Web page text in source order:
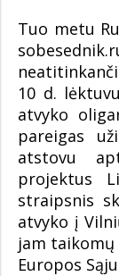
Tuo metu
10 d.
atvyko
pareigas
atstovu
projektus
straipsnis
atvyko į
jam
Europos